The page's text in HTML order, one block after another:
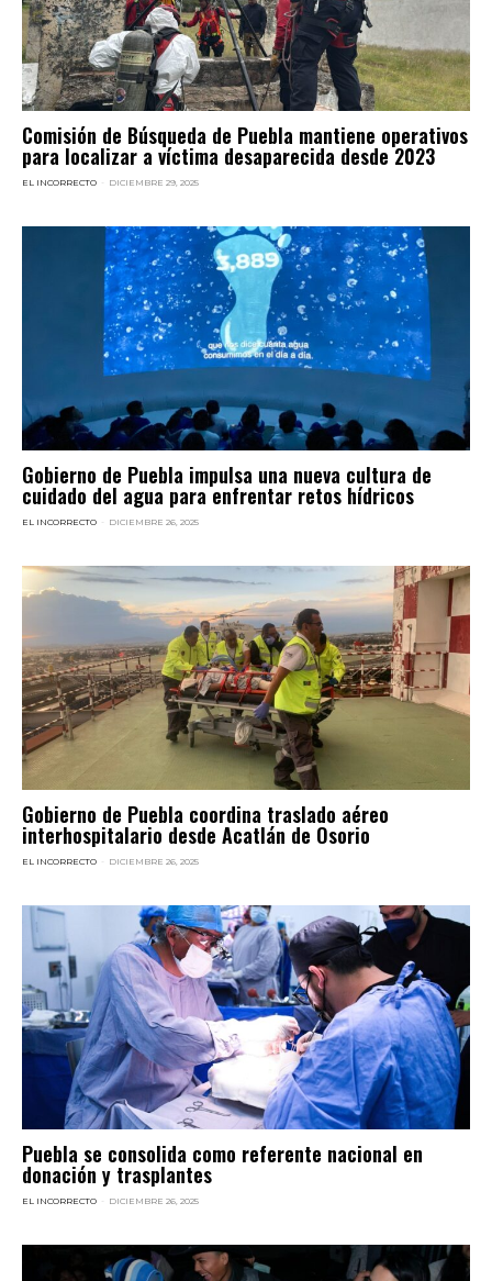
Comisión de Búsqueda de Puebla mantiene operativos
para localizar a víctima desaparecida desde 2023
EL INCORRECTO - DICIEMBRE 29, 2025
Gobierno de Puebla impulsa una nueva cultura de
cuidado del agua para enfrentar retos hídricos
EL INCORRECTO - DICIEMBRE 26, 2025
Gobierno de Puebla coordina traslado aéreo
interhospitalario desde Acatlán de Osorio
EL INCORRECTO - DICIEMBRE 26, 2025
Puebla se consolida como referente nacional en
donación y trasplantes
EL INCORRECTO - DICIEMBRE 26, 2025